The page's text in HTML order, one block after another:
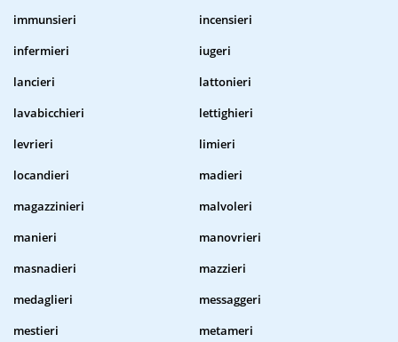
immunsieri
incensieri
infermieri
iugeri
lancieri
lattonieri
lavabicchieri
lettighieri
levrieri
limieri
locandieri
madieri
magazzinieri
malvoleri
manieri
manovrieri
masnadieri
mazzieri
medaglieri
messaggeri
mestieri
metameri